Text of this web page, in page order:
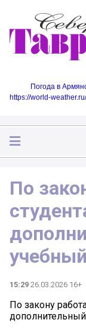
Погода в
https://world-
По
15:29 26.03.2026 16+
По закону